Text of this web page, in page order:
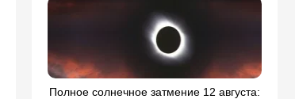
Полное солнечное затмение 12 августа: